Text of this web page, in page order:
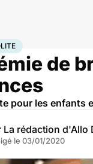
Maladies
de
pour les enfants
La rédaction d'Allo
le 03/01/2020